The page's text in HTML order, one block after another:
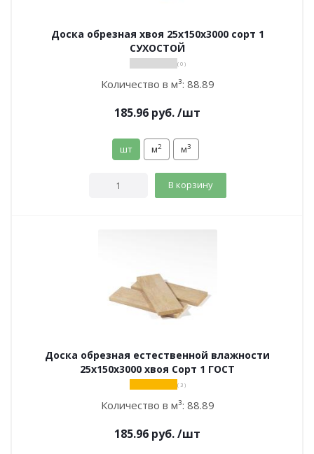
Доска обрезная хвоя 25х150х3000 сорт 1
СУХОСТОЙ
( 0 )
Количество в м³: 88.89
185.96 руб./шт
шт м2 м3
В корзину
Доска обрезная естественной влажности
25х150х3000 хвоя Сорт 1 ГОСТ
( 3 )
Количество в м³: 88.89
185.96 руб./шт